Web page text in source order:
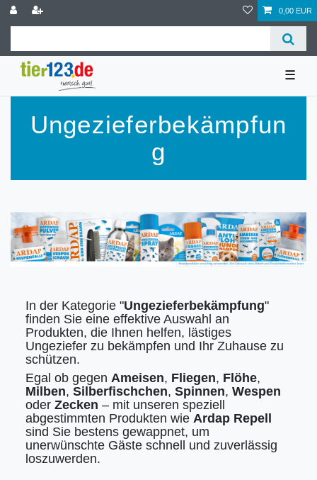
0,00 EUR
☰
Ungezieferbekämpfun
g
In der Kategorie "Ungezieferbekämpfung"
finden Sie eine effektive Auswahl an
Produkten, die Ihnen helfen, lästiges
Ungeziefer zu bekämpfen und Ihr Zuhause zu
schützen.
Egal ob gegen Ameisen, Fliegen, Flöhe,
Milben, Silberfischchen, Spinnen, Wespen
oder Zecken – mit unseren speziell
abgestimmten Produkten wie Ardap Repell
sind Sie bestens gewappnet, um
unerwünschte Gäste schnell und zuverlässig
loszuwerden.